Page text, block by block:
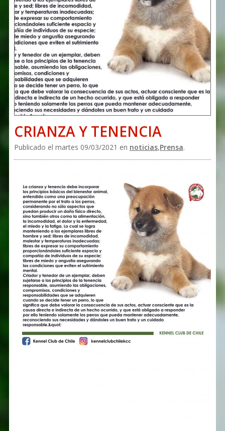
CRIANZA Y TENENCIA
Publicado el martes 09/03/2021 en noticias,Prensa.